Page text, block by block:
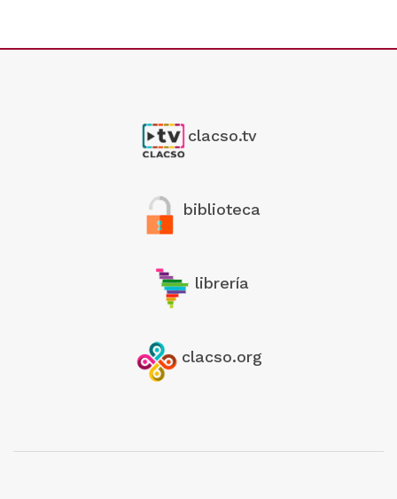
clacso.tv
biblioteca
librería
clacso.org